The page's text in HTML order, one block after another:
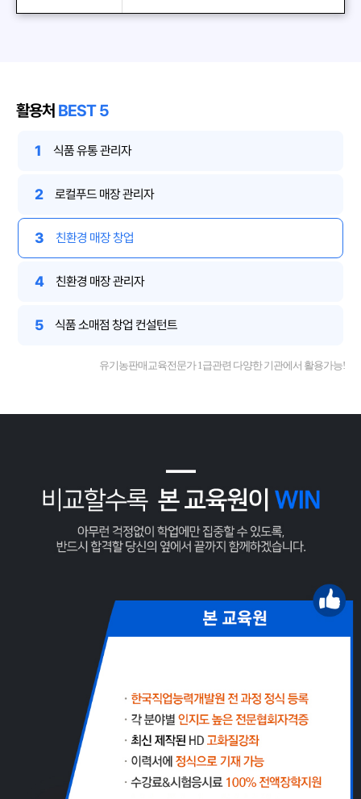
활용처 BEST 5
1 식품 유통 관리자
2 로컬푸드 매장 관리자
3 친환경 매장 창업
4 친환경 매장 관리자
5 식품 소매점 창업 컨설턴트
유기농판매교육전문가 1급관련 다양한 기관에서 활용가능!